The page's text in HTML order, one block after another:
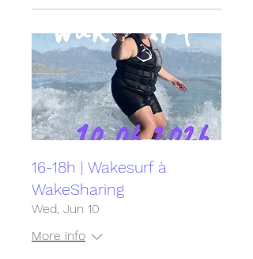
16-18h | Wakesurf à
WakeSharing
Wed, Jun 10
More info